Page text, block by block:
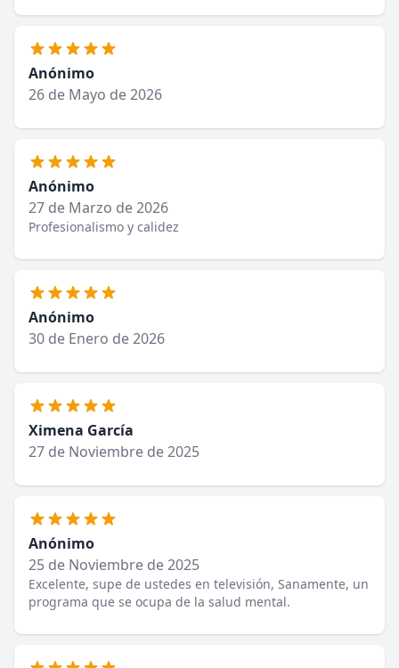
Anónimo
26 de Mayo de 2026
Anónimo
27 de Marzo de 2026
Profesionalismo y calidez
Anónimo
30 de Enero de 2026
Ximena García
27 de Noviembre de 2025
Anónimo
25 de Noviembre de 2025
Excelente, supe de ustedes en televisión, Sanamente, un
programa que se ocupa de la salud mental.